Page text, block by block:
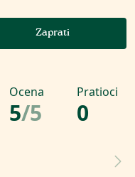
Zaprati
Ocena
5/5
Pratioci
0